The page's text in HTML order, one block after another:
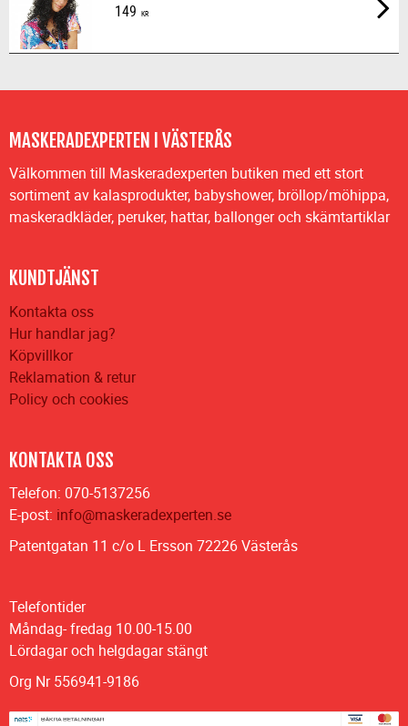
149 KR
MASKERADEXPERTEN I VÄSTERÅS
Välkommen till Maskeradexperten butiken med ett stort
sortiment av kalasprodukter, babyshower, bröllop/möhippa,
maskeradkläder, peruker, hattar, ballonger och skämtartiklar
KUNDTJÄNST
Kontakta oss
Hur handlar jag?
Köpvillkor
Reklamation & retur
Policy och cookies
KONTAKTA OSS
Telefon: 070-5137256
E-post: info@maskeradexperten.se
Patentgatan 11 c/o L Ersson 72226 Västerås
Telefontider
Måndag- fredag 10.00-15.00
Lördagar och helgdagar stängt
Org Nr 556941-9186